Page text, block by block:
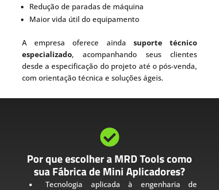
Redução de paradas de máquina
Maior vida útil do equipamento
A empresa oferece ainda suporte técnico
especializado, acompanhando seus clientes
desde a especificação do projeto até o pós-venda,
com orientação técnica e soluções ágeis.

Por que escolher a MRD Tools como
sua Fábrica de Mini Aplicadores?
Tecnologia aplicada à engenharia de